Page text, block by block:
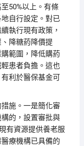
50%以上。有條
自行設定。對已
執行現有政策，
降糖葯降價提
範圍，降低購葯
患者負擔。這也
利於醫保基金可
施。一是簡化審
的，設置審批與
有資源提供養老服
療機構已具備的